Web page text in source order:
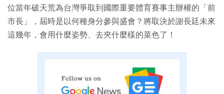
位當年破天荒為台灣爭取到國際重要體育賽事主辦權的「前
市長」，屆時是以何種身分參與盛會？將取決於謝長廷未來
這幾年，會用什麼姿勢、去夾什麼樣的菜色了！